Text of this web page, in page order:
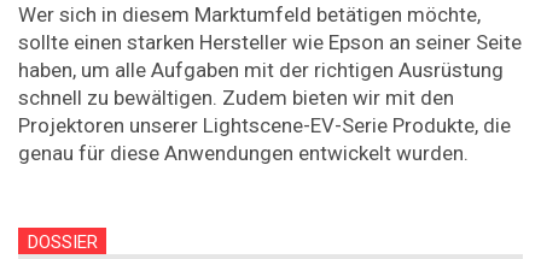
Wer sich in diesem Marktumfeld betätigen möchte,
sollte einen starken Hersteller wie Epson an seiner Seite
haben, um alle Aufgaben mit der richtigen Ausrüstung
schnell zu bewältigen. Zudem bieten wir mit den
Projektoren unserer Lightscene-EV-Serie Produkte, die
genau für diese Anwendungen entwickelt wurden.
DOSSIER